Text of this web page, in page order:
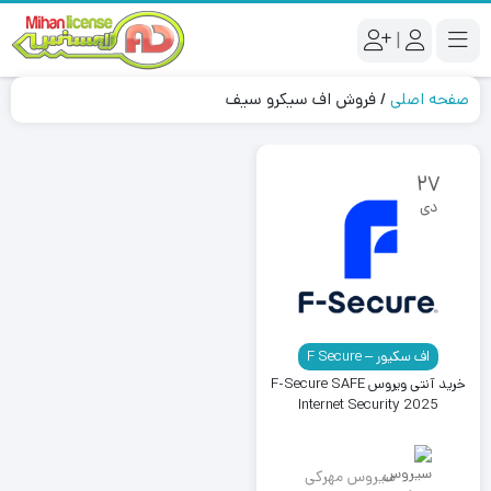
|
صفحه اصلی/فروش اف سیکرو سیف
اف سکیور – F Secure
27
دی
خرید آنتی ویروس F-Secure SAFE
Internet Security 2025
سیروس مهرکی